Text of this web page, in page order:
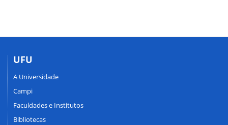
UFU
A Universidade
Campi
Faculdades e Institutos
Bibliotecas